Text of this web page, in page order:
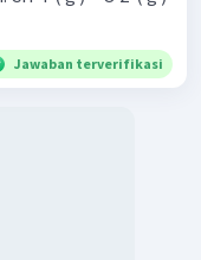
Jawaban terverifikasi